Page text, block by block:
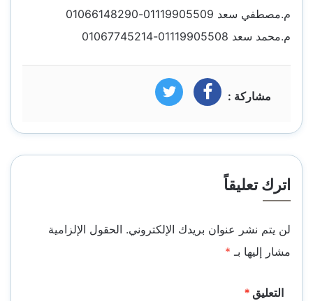
م.مصطفي سعد 01119905509-01066148290
م.محمد سعد 01119905508-01067745214
مشاركة : فيسبوك تويتر
اترك تعليقاً
لن يتم نشر عنوان بريدك الإلكتروني. الحقول الإلزامية
مشار إليها بـ *
التعليق *